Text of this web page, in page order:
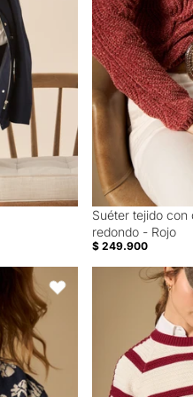
Suéter tejido
redondo - Rojo
$ 249.900
floral - Azul
Favoritos
Suéter tejido a